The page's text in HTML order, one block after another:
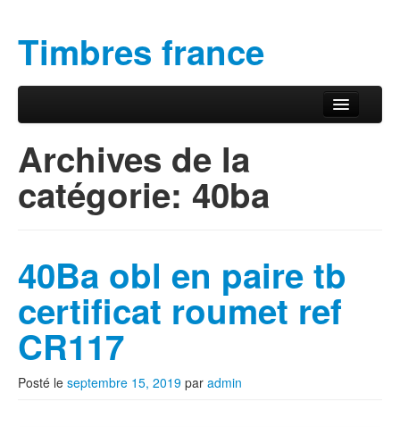
Timbres france
Menu principal
Archives de la
catégorie: 40ba
40Ba obl en paire tb
certificat roumet ref
CR117
Posté le septembre 15, 2019 par admin